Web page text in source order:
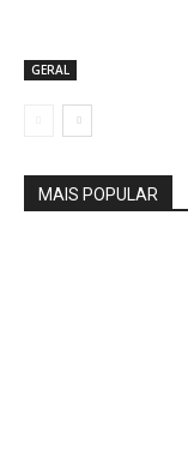
GERAL
MAIS POPULAR